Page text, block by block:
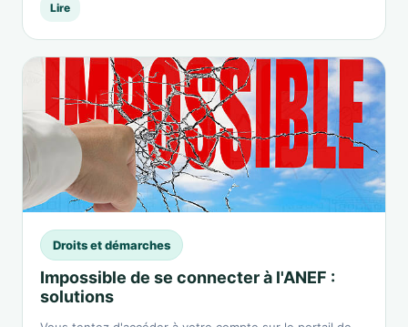
Lire
Droits et démarches
Impossible de se connecter à l'ANEF :
solutions